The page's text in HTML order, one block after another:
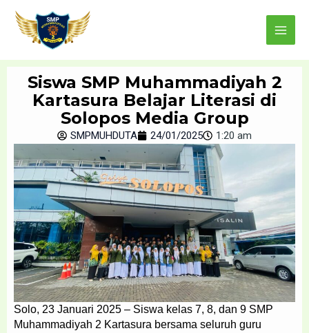
content
Main
Menu
Siswa SMP Muhammadiyah 2
Kartasura Belajar Literasi di
Solopos Media Group
SMPMUHDUTA 24/01/2025 1:20 am
Solo, 23 Januari 2025 – Siswa kelas 7, 8, dan 9 SMP
Muhammadiyah 2 Kartasura bersama seluruh guru